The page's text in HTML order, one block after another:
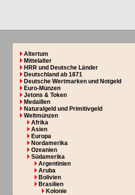
Altertum
Mittelalter
HRR und Deutsche Länder
Deutschland ab 1871
Deutsche Wertmarken und Notgeld
Euro-Münzen
Jetons & Token
Medaillen
Naturalgeld und Primitivgeld
Weltmünzen
Afrika
Asien
Europa
Nordamerika
Ozeanien
Südamerika
Argentinien
Aruba
Bolivien
Brasilien
Kolonie